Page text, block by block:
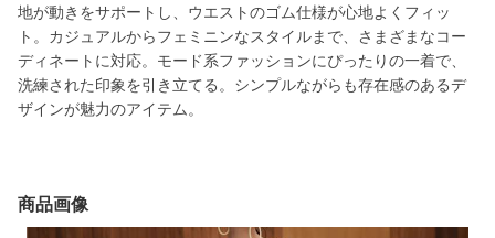
地が動きをサポートし、ウエストのゴム仕様が心地よくフィッ
ト。カジュアルからフェミニンなスタイルまで、さまざまなコー
ディネートに対応。モード系ファッションにぴったりの一着で、
洗練された印象を引き立てる。シンプルながらも存在感のあるデ
ザインが魅力のアイテム。
商品画像